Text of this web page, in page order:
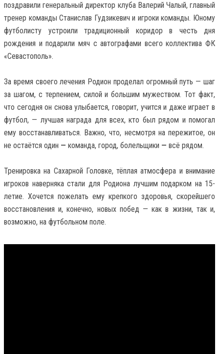
поздравили генеральный директор клуба Валерий Чалый, главный
тренер команды Станислав Гудзикевич и игроки команды. Юному
футболисту устроили традиционный коридор в честь дня
рождения и подарили мяч с автографами всего коллектива ФК
«Севастополь».
За время своего лечения Родион проделал огромный путь — шаг
за шагом, с терпением, силой и большим мужеством. Тот факт,
что сегодня он снова улыбается, говорит, учится и даже играет в
футбол, — лучшая награда для всех, кто был рядом и помогал
ему восстанавливаться. Важно, что, несмотря на пережитое, он
не остаётся один — команда, город, болельщики — всё рядом.
Тренировка на Сахарной Головке, тёплая атмосфера и внимание
игроков наверняка стали для Родиона лучшим подарком на 15-
летие. Хочется пожелать ему крепкого здоровья, скорейшего
восстановления и, конечно, новых побед — как в жизни, так и,
возможно, на футбольном поле.